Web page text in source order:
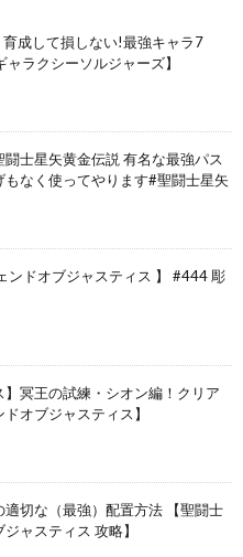
育成して損しない!最強キャラ7
ラクシーソルジャーズ】
闘士星矢黄金伝説 有名な最強パス
もなく使ってやります#聖闘士星矢
ンドオブジャスティス 】 #444 彫
】冥王の試練・シオン編！クリア
オブジャスティス】
適切な（最強）配置方法 【聖闘士
ャスティス 攻略】